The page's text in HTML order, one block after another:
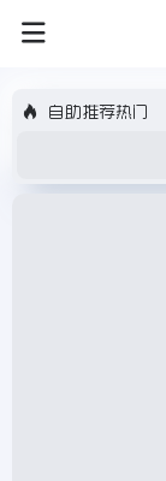
自助推荐热门